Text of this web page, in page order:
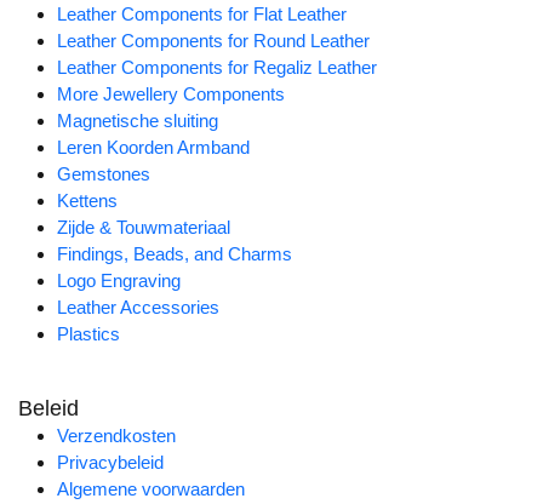
Leather Components for Flat Leather
Leather Components for Round Leather
Leather Components for Regaliz Leather
More Jewellery Components
Magnetische sluiting
Leren Koorden Armband
Gemstones
Kettens
Zijde & Touwmateriaal
Findings, Beads, and Charms
Logo Engraving
Leather Accessories
Plastics
Beleid
Verzendkosten
Privacybeleid
Algemene voorwaarden